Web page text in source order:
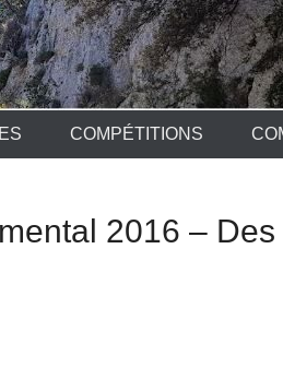
COMPÉTITIONS
2016 –